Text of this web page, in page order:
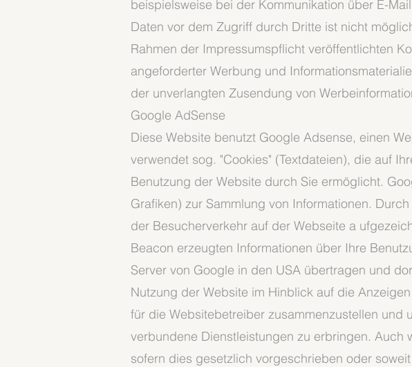
beispielsweise bei der Kommunikation über E-
Daten vor dem Zugriff durch Dritte ist nicht
Rahmen der Impressumspflicht veröffentlichten
angeforderter Werbung und
der unverlangten Zusendung von
Google AdSense
Diese Website benutzt Google Adsense, einen
verwendet sog. "Cookies" (Textdateien), die auf
Benutzung der Website durch Sie ermöglicht.
Grafiken) zur Sammlung von Informationen.
der Besucherverkehr auf der Webseite a
Beacon erzeugten Informationen über Ihre
Server von Google in den USA übertragen und
Nutzung der Website im Hinblick auf die
für die Websitebetreiber zusammenzustellen und
verbundene Dienstleistungen zu erbringen.
sofern dies gesetzlich vorgeschrieben oder